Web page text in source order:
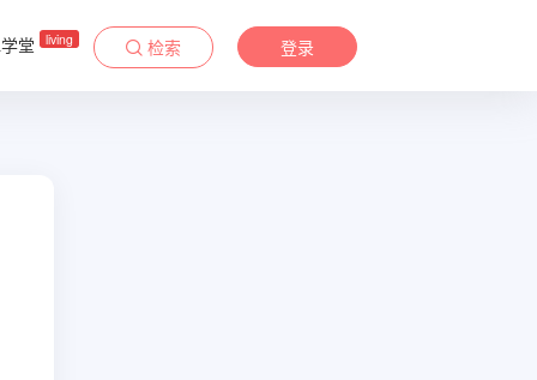
学堂 living 检索 登录